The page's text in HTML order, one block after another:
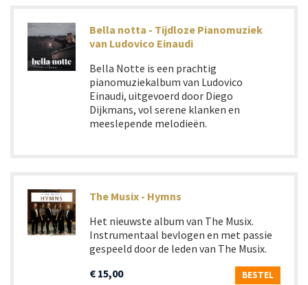
Bella notta - Tijdloze Pianomuziek
van Ludovico Einaudi
Bella Notte is een prachtig
pianomuziekalbum van Ludovico
Einaudi, uitgevoerd door Diego
Dijkmans, vol serene klanken en
meeslepende melodieën.
The Musix - Hymns
Het nieuwste album van The Musix.
Instrumentaal bevlogen en met passie
gespeeld door de leden van The Musix.
€ 15,00
BESTEL